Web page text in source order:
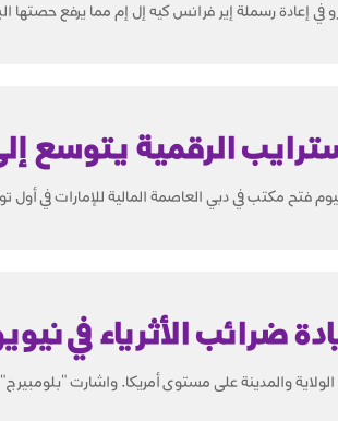
الرقمية يتوسع
فتح مكتب في دبي العاصمة المالية للإمارات في
ضرائب الأثرياء في
والمدينة على مستوى أمريكا. واشارت